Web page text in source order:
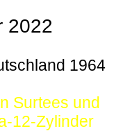
2022
1964
Surtees und
12-Zylinder